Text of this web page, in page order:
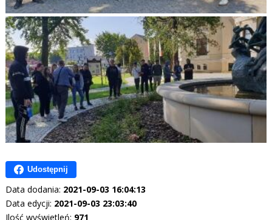
Udostępnij
Data dodania: 2021-09-03 16:04:13
Data edycji: 2021-09-03 23:03:40
Ilość wyświetleń: 971